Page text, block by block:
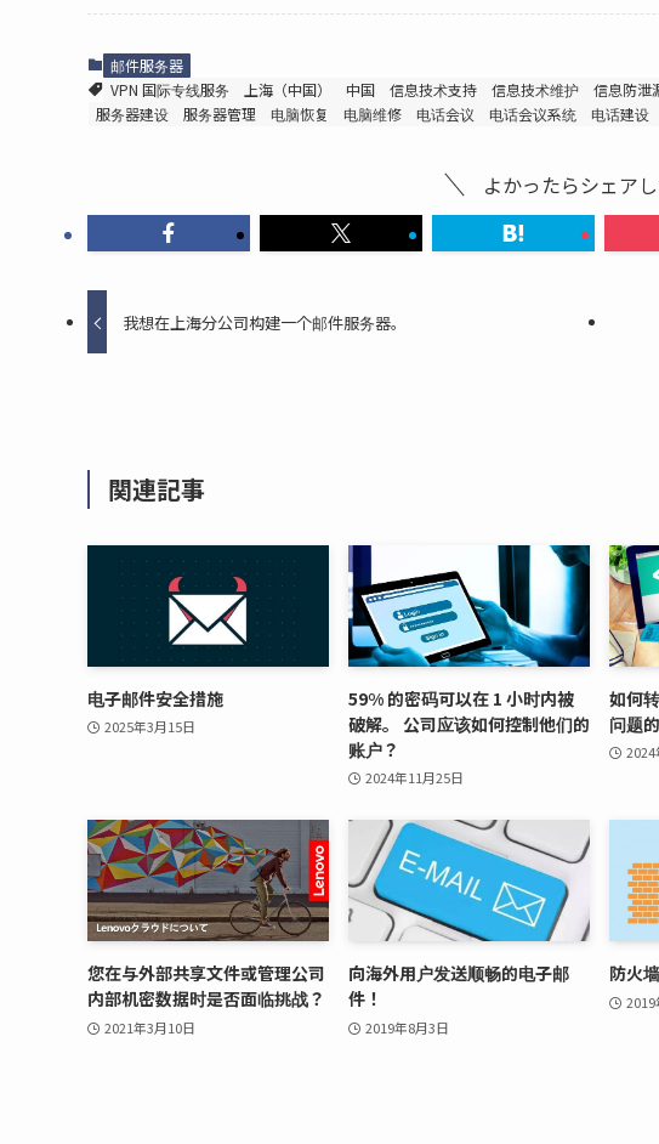
邮件服务器
VPN 国际专线服务
上海（中国） 中国 信息技术支持 信息技术维护 信息防泄
服务器建设
服务器管理 电脑恢复 电脑维修 电话会议 电话会议系统 电话建设
よかったらシェアし
我想在上海分公司构建一个邮件服务器。
関連記事
电子邮件安全措施
2025年3月15日
59% 的密码可以在 1 小时内被
破解。 公司应该如何控制他们的
账户？
2024年11月25日
如何
问题
2024
您在与外部共享文件或管理公司
内部机密数据时是否面临挑战？
2021年3月10日
向海外用户发送顺畅的电子邮
件！
2019年8月3日
防火
2019